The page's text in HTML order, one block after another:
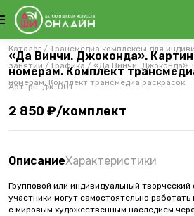
Каталог / Трансмедиа комплексы для
занятий / Графика / «Да Винчи. Джоконда».
номерам. Комплект трансмедиа раскрасок.
«Да Винчи. Джоконда».
номерам. Комплект
Арт.рн-дж-001
2 850 ₽/комплект
ОписаниеХарактеристики
Групповой или индивидуальный
участники могут самостоятельно
с мировым художественным наследием